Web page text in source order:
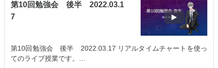
第10回勉強会 後半 2022.03.1
7
第10回勉強会 後半 2022.03.17 リアルタイムチャートを使っ
てのライブ授業です。…